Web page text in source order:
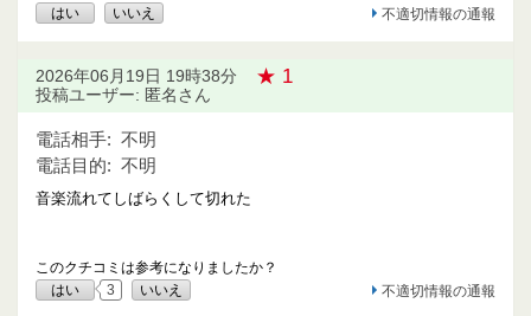
はい
いいえ 不適切情報の通報
2026年06月19日 19時38分 ★ 1
投稿ユーザー: 匿名さん
電話相手: 不明
電話目的: 不明
音楽流れてしばらくして切れた
このクチコミは参考になりましたか？
はい
3 いいえ 不適切情報の通報